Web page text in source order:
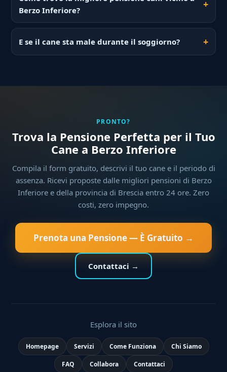
Berzo Inferiore?
E se il cane sta male durante il soggiorno?
PRONTO?
Trova la Pensione Perfetta per il Tuo
Cane a Berzo Inferiore
Compila il form gratuito, descrivi il tuo cane e il periodo di
assenza. Ricevi proposte dalle migliori pensioni di Berzo
Inferiore e della provincia di Brescia entro 24 ore. Zero
costi, zero impegno.
Prenota una Pensione — È Gratuito →
Contattaci →
Esplora il sito
Homepage Servizi Come Funziona Chi Siamo
FAQ Collabora Contattaci